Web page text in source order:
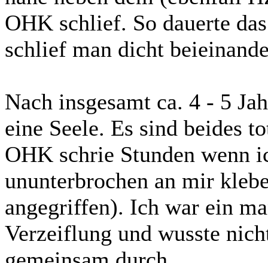
OHK schlief. So dauerte
schlief man dicht
Nach insgesamt ca. 4 - 5
eine Seele. Es sind beides
OHK schrie Stunden wenn
ununterbrochen an mir
angegriffen). Ich war ein
Verzeiflung und wusste